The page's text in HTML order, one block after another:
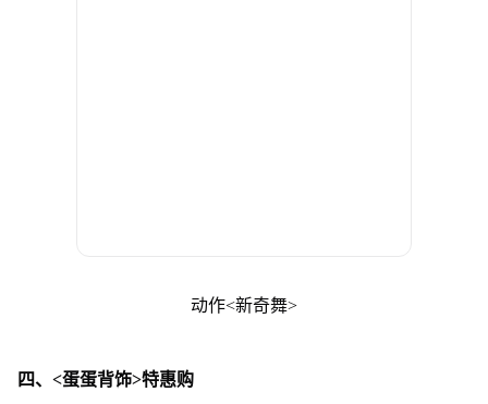
动作<新奇舞>
四、<蛋蛋背饰>特惠购